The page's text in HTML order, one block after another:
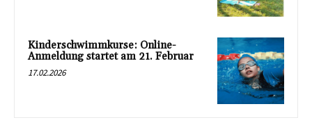
Kinderschwimmkurse: Online-
Anmeldung startet am 21. Februar
17.02.2026